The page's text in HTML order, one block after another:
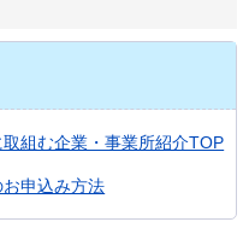
取組む企業・事業所紹介TOP
お申込み方法